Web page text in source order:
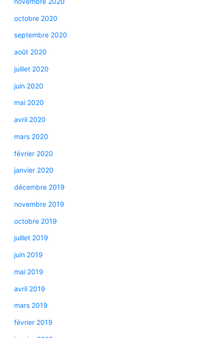
octobre 2020
septembre 2020
août 2020
juillet 2020
juin 2020
mai 2020
avril 2020
mars 2020
février 2020
janvier 2020
décembre 2019
novembre 2019
octobre 2019
juillet 2019
juin 2019
mai 2019
avril 2019
mars 2019
février 2019